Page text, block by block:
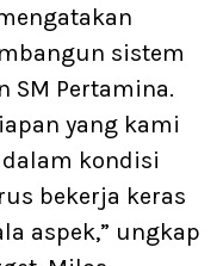
sistem
SM Pertamina.
yang kami
kondisi
bekerja keras
aspek,” ungkap